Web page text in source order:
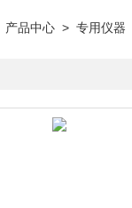
产品中心 >专用仪器